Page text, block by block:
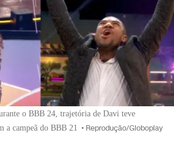
o BBB 24, trajetória de Davi teve
a campeã do BBB 21 • Reprodução/Globoplay